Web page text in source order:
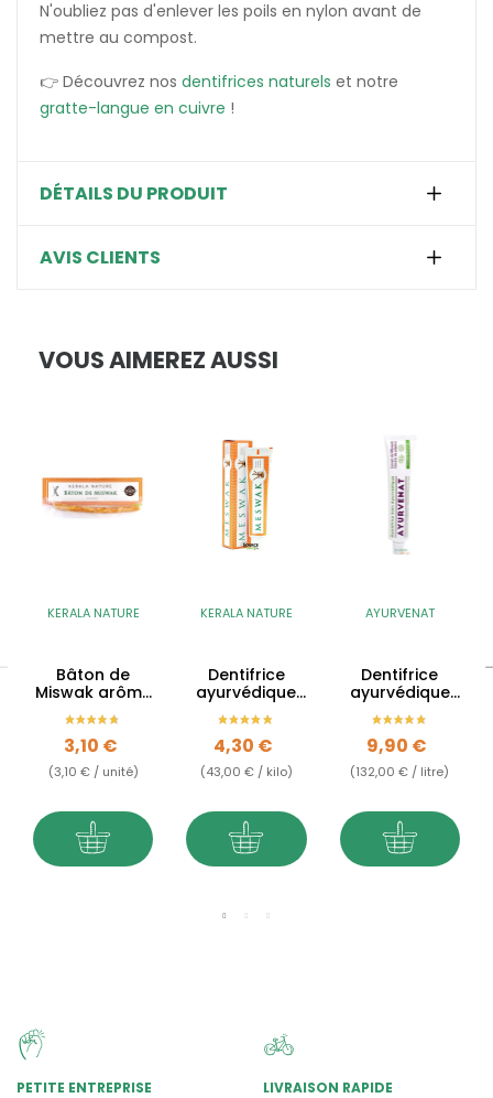
N'oubliez pas d'enlever les poils en nylon avant de
mettre au compost.
👉 Découvrez nos dentifrices naturels et notre
gratte-langue en cuivre !
DÉTAILS DU PRODUIT
AVIS CLIENTS
VOUS AIMEREZ AUSSI
KERALA NATURE
Bâton de
Miswak arôme
citron - Siwak
Prix
3,10 €
(3,10 € / unité)
KERALA NATURE
Dentifrice
ayurvédique
Meswak
Prix
4,30 €
(43,00 € / kilo)
AYURVENAT
Dentifrice
ayurvédique
BIO au
Meswak -
Siwak
Prix
9,90 €
(132,00 € / litre)
PETITE ENTREPRISE
LIVRAISON RAPIDE